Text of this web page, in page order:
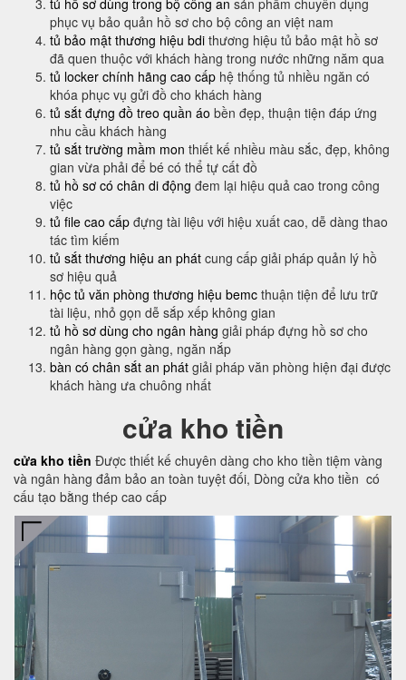
tủ hồ sơ dùng trong bộ công an sản phẩm chuyên dụng
phục vụ bảo quản hồ sơ cho bộ công an việt nam
tủ bảo mật thương hiệu bdi thương hiệu tủ bảo mật hồ sơ
đã quen thuộc với khách hàng trong nước những năm qua
tủ locker chính hãng cao cấp hệ thống tủ nhiều ngăn có
khóa phục vụ gửi đồ cho khách hàng
tủ sắt đựng đồ treo quần áo bền đẹp, thuận tiện đáp ứng
nhu cầu khách hàng
tủ sắt trường mầm mon thiết kế nhiều màu sắc, đẹp, không
gian vừa phải để bé có thể tự cất đồ
tủ hồ sơ có chân di động đem lại hiệu quả cao trong công
việc
tủ file cao cấp đựng tài liệu với hiệu xuất cao, dễ dàng thao
tác tìm kiếm
tủ sắt thương hiệu an phát cung cấp giải pháp quản lý hồ
sơ hiệu quả
hộc tủ văn phòng thương hiệu bemc thuận tiện để lưu trữ
tài liệu, nhỏ gọn dễ sắp xếp không gian
tủ hồ sơ dùng cho ngân hàng giải pháp đựng hồ sơ cho
ngân hàng gọn gàng, ngăn nắp
bàn có chân sắt an phát giải pháp văn phòng hiện đại được
khách hàng ưa chuông nhất
cửa kho tiền
cửa kho tiền Được thiết kế chuyên dàng cho kho tiền tiệm vàng
và ngân hàng đảm bảo an toàn tuyệt đối, Dòng cửa kho tiền có
cấu tạo bằng thép cao cấp